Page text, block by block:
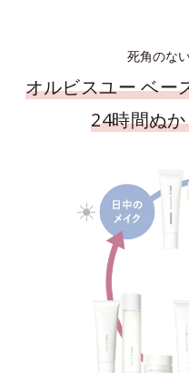
死角のな
オルビスユー ベー
24時間ぬ